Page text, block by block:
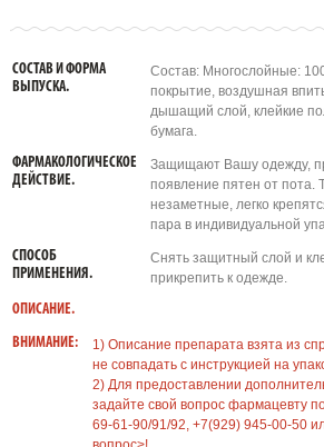
СОСТАВ И ФОРМА
ВЫПУСКА.
Состав: Многослойные:
покрытие, воздушная
дышащий слой, клейкие
бумага.
ФАРМАКОЛОГИЧЕСКОЕ
ДЕЙСТВИЕ.
Защищают Вашу одежду,
появление пятен от пота.
незаметные, легко
пара в индивидуальной
СПОСОБ
ПРИМЕНЕНИЯ.
Снять защитный слой и
прикрепить к одежде.
ОПИСАНИЕ.
ВНИМАНИЕ:
1) Описание препарата взята из
не совпадать с инструкцией на
2) Для предоставлении
задайте свой вопрос фармацевту
69-61-90/91/92, +7(929) 945-00-50